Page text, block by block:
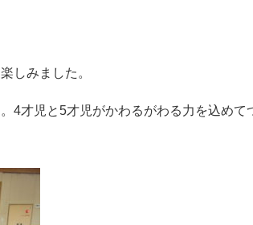
しみました。
4才児と5才児がかわるがわる力を込めて